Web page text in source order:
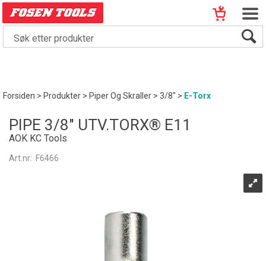
Forsiden>Produkter>Piper Og Skraller>3/8"> E-Torx
PIPE 3/8" UTV.TORX® E11
AOK KC Tools
Art.nr: F6466